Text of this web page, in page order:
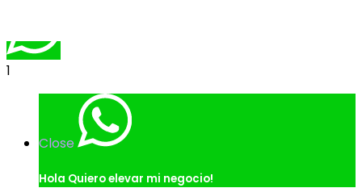
1
Close
Hola Quiero elevar mi negocio!